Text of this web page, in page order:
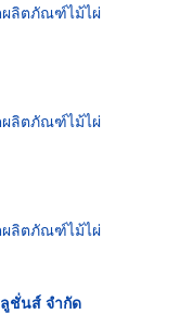
ผลิตภัณฑ์ไม้ไผ่
ผลิตภัณฑ์ไม้ไผ่
ผลิตภัณฑ์ไม้ไผ่
ชั่นส์ จำกัด